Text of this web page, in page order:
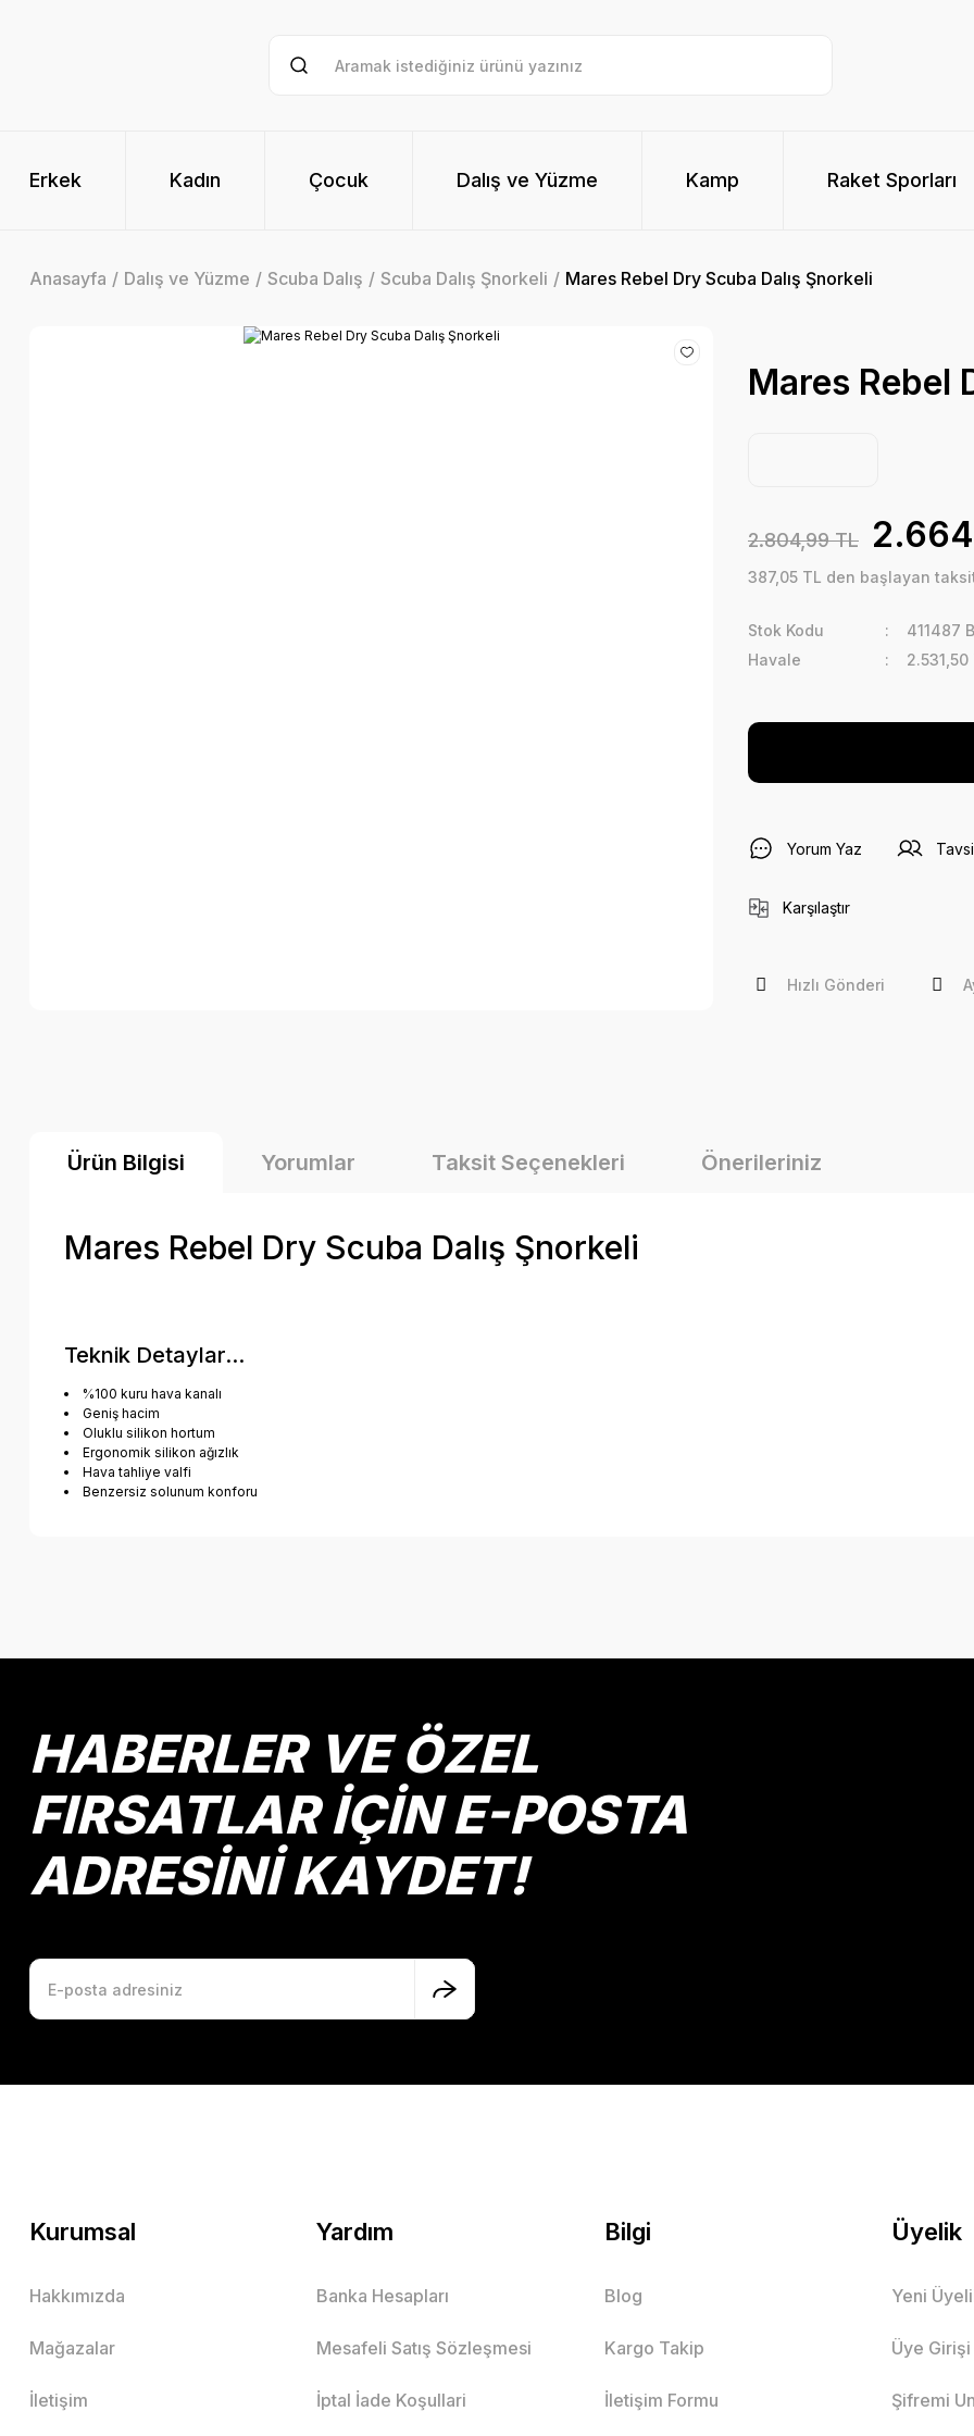
Erkek Kadın Çocuk Dalış ve Yüzme Kamp Raket Sporları
Anasayfa Dalış ve Yüzme Scuba Dalış Scuba Dalış Şnorkeli Mares Rebel Dry Scuba Dalış Şnorkeli
Mares Rebel
2.804,99 TL
387,05 TL den başlayan
Stok Kodu
411487
Havale
Yorum Yaz
Karşılaştır
Hızlı Gönderi
Ürün Bilgisi Yorumlar Taksit Seçenekleri Önerileriniz
Mares Rebel Dry Scuba Dalış Şnorkeli
Teknik Detaylar...
%100 kuru hava kanalı
Geniş hacim
Oluklu silikon hortum
Ergonomik silikon ağızlık
Hava tahliye valfi
Benzersiz solunum konforu
Ürün resmi kalitesiz, bozuk veya görüntülenemiyor.
Ürün fiyatı diğer sitelerden daha pahalı.
HABERLER VE ÖZEL
FIRSATLAR İÇİN E-POSTA
ADRESİNİ KAYDET!
Kurumsal
Hakkımızda
Mağazalar
İletişim
Yardım
Banka Hesapları
Mesafeli Satış Sözleşmesi
İptal İade Koşullari
Bilgi
Blog
Kargo Takip
İletişim Formu
Üyelik
Yeni
Üye Girişi
Şifremi